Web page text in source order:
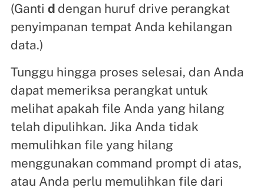
(Ganti d dengan huruf drive perangkat
penyimpanan tempat Anda kehilangan
data.)
Tunggu hingga proses selesai, dan Anda
dapat memeriksa perangkat untuk
melihat apakah file Anda yang hilang
telah dipulihkan. Jika Anda tidak
memulihkan file yang hilang
menggunakan command prompt di atas,
atau Anda perlu memulihkan file dari